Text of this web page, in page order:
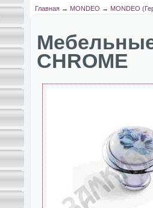
Главная→ MONDEO → MONDEO
CHROME